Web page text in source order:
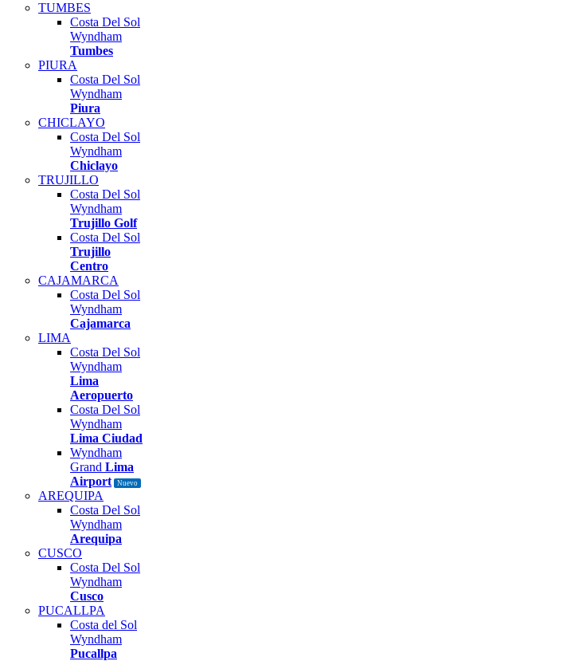
TUMBES
Costa Del Sol
Wyndham
Tumbes
PIURA
Costa Del Sol
Wyndham
Piura
CHICLAYO
Costa Del Sol
Wyndham
Chiclayo
TRUJILLO
Costa Del Sol
Wyndham
Trujillo Golf
Costa Del Sol
Trujillo
Centro
CAJAMARCA
Costa Del Sol
Wyndham
Cajamarca
LIMA
Costa Del Sol
Wyndham
Lima
Aeropuerto
Costa Del Sol
Wyndham
Lima Ciudad
Wyndham
Grand Lima
Airport
Nuevo
AREQUIPA
Costa Del Sol
Wyndham
Arequipa
CUSCO
Costa Del Sol
Wyndham
Cusco
PUCALLPA
Costa del Sol
Wyndham
Pucallpa